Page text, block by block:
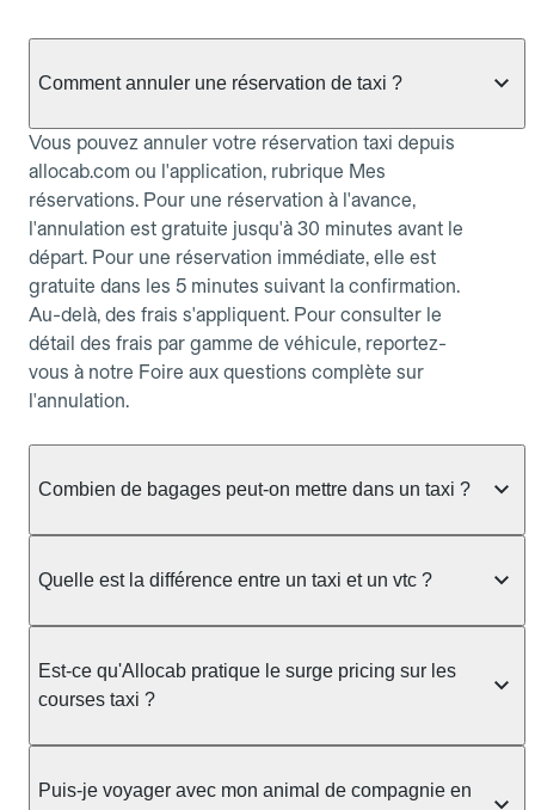
Comment annuler une réservation de taxi ?
Vous pouvez annuler votre réservation taxi depuis
allocab.com ou l'application, rubrique Mes
réservations. Pour une réservation à l'avance,
l'annulation est gratuite jusqu'à 30 minutes avant le
départ. Pour une réservation immédiate, elle est
gratuite dans les 5 minutes suivant la confirmation.
Au-delà, des frais s'appliquent. Pour consulter le
détail des frais par gamme de véhicule, reportez-
vous à notre Foire aux questions complète sur
l'annulation.
Combien de bagages peut-on mettre dans un taxi ?
taxi berline accueille en général jusqu'à 3 bagages
ou nombreux, précisez-le dans le champ "Message
au chauffeur" lors de la réservation. Le prix n'est
pas impacté par le nombre de bagages.
Quelle est la différence entre un taxi et un vtc ?
prendre en charge directement dans la rue, à une
station ou sur réservation, avec un tarif au
réservation et propose un prix fixe annoncé à
l'avance. Chez Allocab, réservez facilement votre
Est-ce qu'Allocab pratique le surge pricing sur les
courses taxi ?
réglementation préfectorale et suit un barème
Puis-je voyager avec mon animal de compagnie en